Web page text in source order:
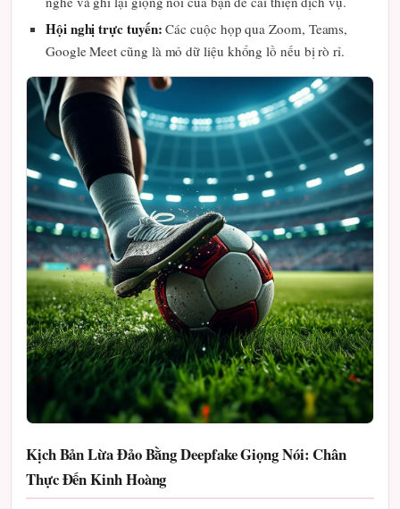
Hội nghị trực tuyến: Các cuộc họp qua Zoom, Teams,
Google Meet cũng là mỏ dữ liệu khổng lồ nếu bị rò rỉ.
Kịch Bản Lừa Đảo Bằng Deepfake Giọng Nói: Chân
Thực Đến Kinh Hoàng